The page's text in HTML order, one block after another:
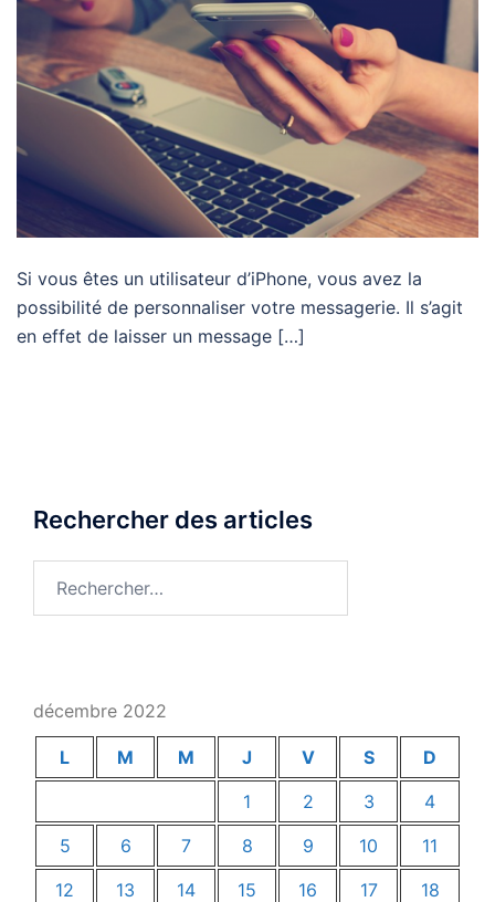
Si vous êtes un utilisateur d’iPhone, vous avez la
possibilité de personnaliser votre messagerie. Il s’agit
en effet de laisser un message […]
Rechercher des articles
décembre 2022
L M M J V S
D
1
2 3
4
5
6 7 8 9 10
11
12
13 14 15 16 17
18